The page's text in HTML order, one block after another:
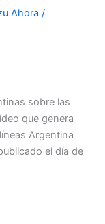
Ahora /
sobre las
que genera
Argentina
el día de